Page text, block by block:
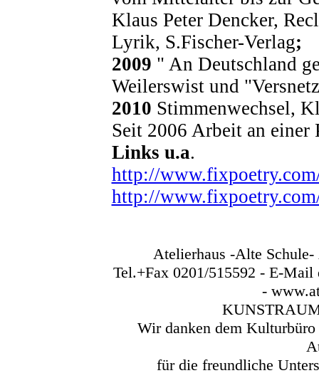
Klaus Peter Dencker,
Lyrik, S.Fischer-Verlag;
2009 " An Deutschland
Weilerswist und
2010 Stimmenwechsel,
Seit 2006 Arbeit an einer
Links u.a.
http://
http://
Atelierhaus -Alte
Tel.+Fax 0201/515592 - E-Mail
-
Wir danken dem Kulturbüro
für die freundliche